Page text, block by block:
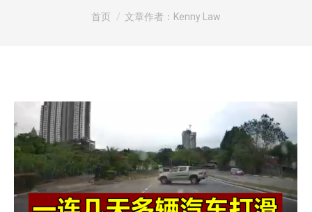
您在这里：
首页 文章作者：Kenny Law